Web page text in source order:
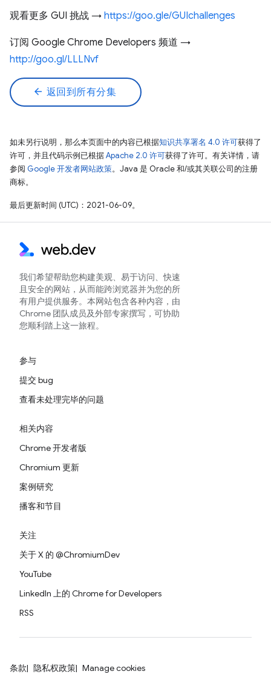
观看更多 GUI 挑战 → https://goo.gle/GUIchallenges
订阅 Google Chrome Developers 频道 →
http://goo.gl/LLLNvf
arrow_back 返回到所有分集
如未另行说明，那么本页面中的内容已根据知识共享署名 4.0 许可获得了
许可，并且代码示例已根据Apache 2.0 许可获得了许可。有关详情，请
参阅 Google 开发者网站政策。Java 是 Oracle 和/或其关联公司的注册
商标。
最后更新时间 (UTC)：2021-06-09。
我们希望帮助您构建美观、易于访问、快速
且安全的网站，从而能跨浏览器并为您的所
有用户提供服务。本网站包含各种内容，由
Chrome 团队成员及外部专家撰写，可协助
您顺利踏上这一旅程。
参与
提交 bug
查看未处理完毕的问题
相关内容
Chrome 开发者版
Chromium 更新
案例研究
播客和节目
关注
关于 X 的 @ChromiumDev
YouTube
LinkedIn 上的 Chrome for Developers
RSS
条款 隐私权政策 Manage cookies